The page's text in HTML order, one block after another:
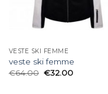
VESTE SKI FEMME
veste ski femme
€64.00 €32.00